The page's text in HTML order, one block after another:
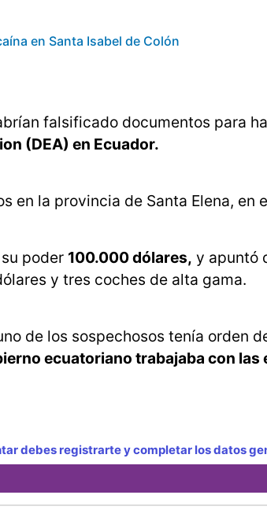
en Santa Isabel de Colón
falsificado documentos para
(DEA) en Ecuador.
en la provincia de Santa Elena, en
poder 100.000 dólares, y apuntó
y tres coches de alta gama.
de los sospechosos tenía orden
ecuatoriano trabajaba con las
debes registrarte y completar los datos